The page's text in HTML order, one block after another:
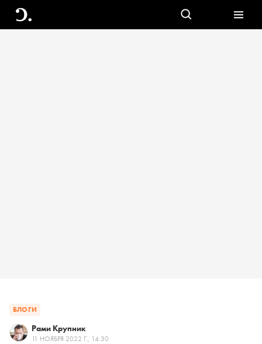
БЛОГИ
Рами Крупник
11 НОЯБРЯ 2022 Г., 14:30